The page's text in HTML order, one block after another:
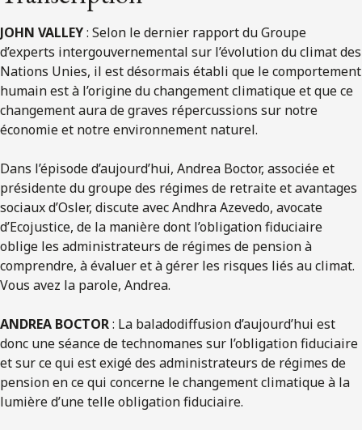
JOHN VALLEY: Selon le dernier rapport du Groupe
d’experts intergouvernemental sur l’évolution du climat des
Nations Unies, il est désormais établi que le comportement
humain est à l’origine du changement climatique et que ce
changement aura de graves répercussions sur notre
économie et notre environnement naturel.
Dans l’épisode d’aujourd’hui, Andrea Boctor, associée et
présidente du groupe des régimes de retraite et avantages
sociaux d’Osler, discute avec Andhra Azevedo, avocate
d’Ecojustice, de la manière dont l’obligation fiduciaire
oblige les administrateurs de régimes de pension à
comprendre, à évaluer et à gérer les risques liés au climat.
Vous avez la parole, Andrea.
ANDREA BOCTOR: La baladodiffusion d’aujourd’hui est
donc une séance de technomanes sur l’obligation fiduciaire
et sur ce qui est exigé des administrateurs de régimes de
pension en ce qui concerne le changement climatique à la
lumière d’une telle obligation fiduciaire.